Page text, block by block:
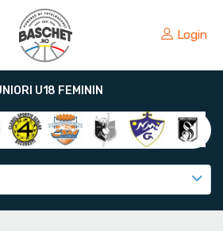
Login
U18 FEMININ